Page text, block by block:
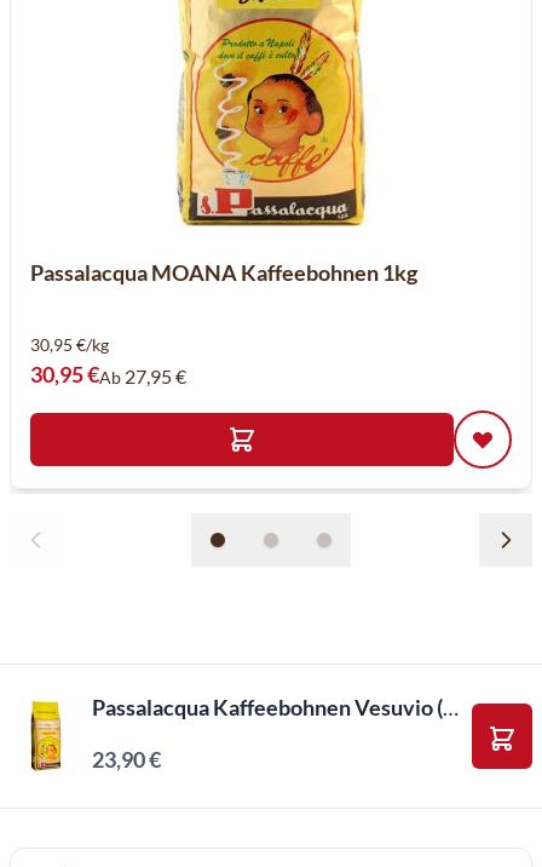
Passalacqua MOANA Kaffeebohnen 1kg
30,95 €/kg
30,95 €Ab 27,95 €
Passalacqua Kaffeebohnen Vesuvio (1kg)
23,90 €
In